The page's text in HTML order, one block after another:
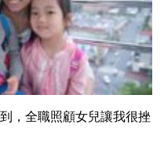
，全職照顧女兒讓我很挫